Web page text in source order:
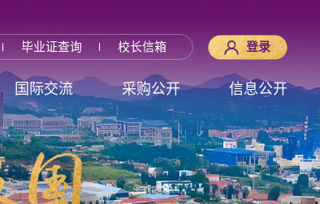
毕业证查询 校长信箱 登录
国际交流 采购公开 信息公开